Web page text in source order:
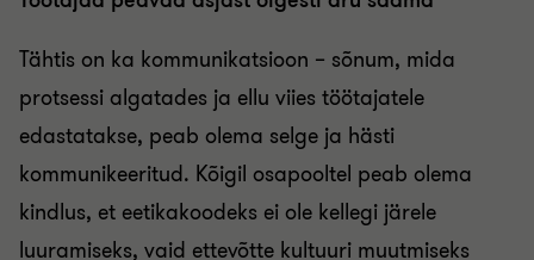
Tähtis on ka kommunikatsioon – sõnum, mida
protsessi algatades ja ellu viies töötajatele
edastatakse, peab olema selge ja hästi
kommunikeeritud. Kõigil osapooltel peab olema
kindlus, et eetikakoodeks ei ole kellegi järele
luuramiseks, vaid ettevõtte kultuuri muutmiseks